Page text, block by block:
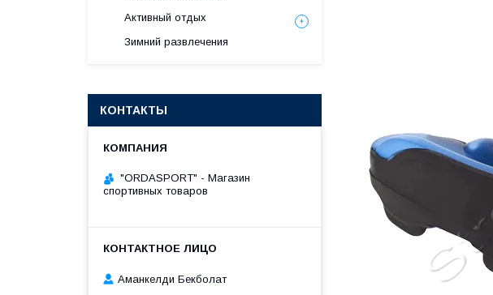
Активный отдых
Зимний развлечения
КОНТАКТЫ
"ORDASPORT" - Магазин
спортивных товаров
Аманкелди Бекболат